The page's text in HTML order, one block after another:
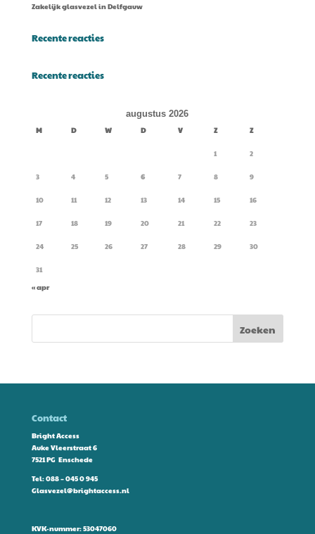
Zakelijk glasvezel in Delfgauw
Recente reacties
Recente reacties
augustus 2026
M D W D V Z Z
1 2
3 4 5 6 7 8 9
10 11 12 13 14 15 16
17 18 19 20 21 22 23
24 25 26 27 28 29 30
31
« apr
Contact
Bright Access
Auke Vleerstraat 6
7521 PG Enschede
Tel:088 – 045 0 945
Glasvezel@brightaccess.nl
KVK-nummer: 53047060